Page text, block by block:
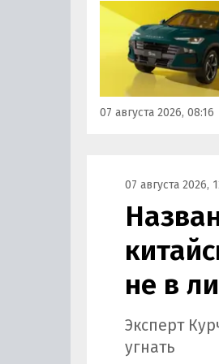
России на 100 тыс.
Теперь при его
сэкономить
рублей, узнали
дня» в ходе
прайс-листов
07 августа 2026, 08:16
07 августа 2026,
не в
Эксперт
угнать